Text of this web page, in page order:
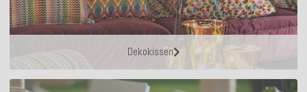
Dekokissen